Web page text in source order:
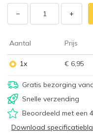
− +
Aantal Prijs
1x € 6,95
Gratis bezorging
Snelle verzending
Beoordeeld met een
Download